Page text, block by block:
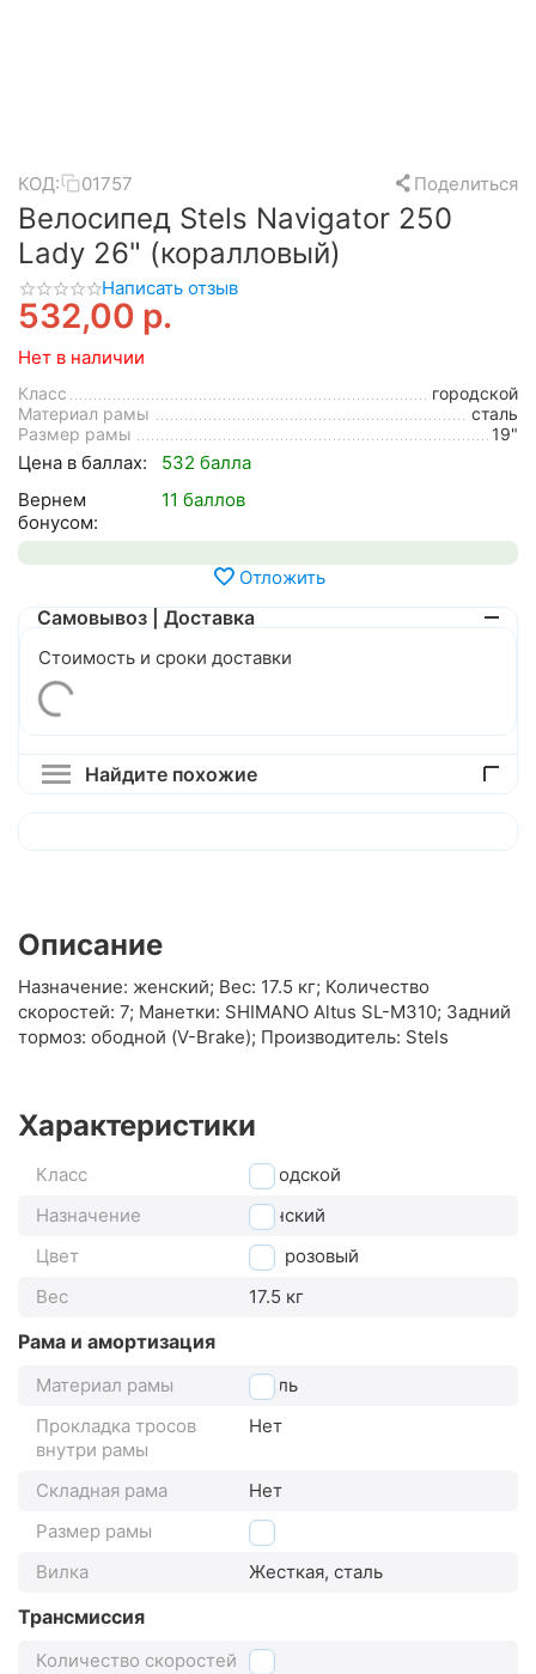
КОД: 01757 Поделиться
Велосипед Stels Navigator 250
Lady 26" (коралловый)
Написать отзыв
532,00 р.
Нет в наличии
Класс
городской
Материал рамы
сталь
Размер рамы
19"
Цена в баллах:
532 балла
Вернем
бонусом:
11 баллов
Отложить
Самовывоз | Доставка
Стоимость и сроки доставки
Найдите похожие
Описание
Назначение: женский; Вес: 17.5 кг; Количество
скоростей: 7; Манетки: SHIMANO Altus SL-M310; Задний
тормоз: ободной (V-Brake); Производитель: Stels
Характеристики
Класс
городской
Назначение
женский
Цвет
розовый
Вес
17.5 кг
Рама и амортизация
Материал рамы
сталь
Прокладка тросов
внутри рамы
Нет
Складная рама
Нет
Размер рамы
19"
Вилка
Жесткая, сталь
Трансмиссия
Количество скоростей 7